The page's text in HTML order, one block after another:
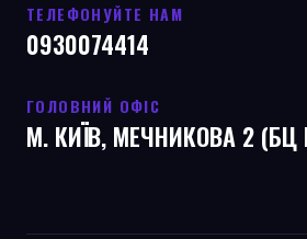
ТЕЛЕФОНУЙТЕ НАМ
0930074414
ГОЛОВНИЙ ОФІС
М. КИЇВ, МЕЧНИКОВА 2 (БЦ